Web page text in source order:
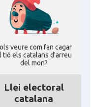
Portsmouth
a RUGBY
SHEFFIELD
veure com fan cagar
tió els catalans d'arreu
del mon?
Llei electoral
catalana